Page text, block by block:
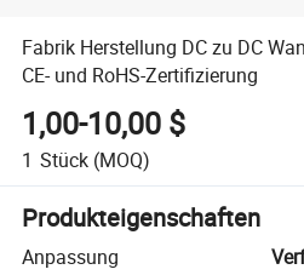
Fabrik Herstellung DC zu DC
CE- und RoHS-Zertifizierung
1,00-10,00 $
1 Stück (MOQ)
Produkteigenschaften
Anpassung